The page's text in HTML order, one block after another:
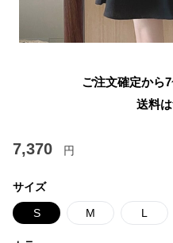
ご注文確定から
送料
7,370 円
サイズ
S M L